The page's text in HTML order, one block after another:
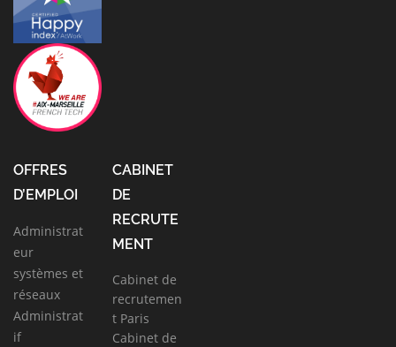
OFFRES
D’EMPLOI
Administrat
eur
systèmes et
réseaux
Administrat
if
CABINET
DE
RECRUTE
MENT
Cabinet de
recrutemen
t Paris
Cabinet de